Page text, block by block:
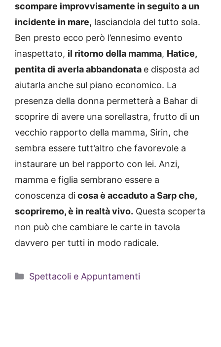
scompare improvvisamente in seguito a un
incidente in mare, lasciandola del tutto sola.
Ben presto ecco però l’ennesimo evento
inaspettato, il ritorno della mamma, Hatice,
pentita di averla abbandonata e disposta ad
aiutarla anche sul piano economico. La
presenza della donna permetterà a Bahar di
scoprire di avere una sorellastra, frutto di un
vecchio rapporto della mamma, Sirin, che
sembra essere tutt’altro che favorevole a
instaurare un bel rapporto con lei. Anzi,
mamma e figlia sembrano essere a
conoscenza dicosa è accaduto a Sarp che,
scopriremo, è in realtà vivo. Questa scoperta
non può che cambiare le carte in tavola
davvero per tutti in modo radicale.
Categorie
Spettacoli e Appuntamenti